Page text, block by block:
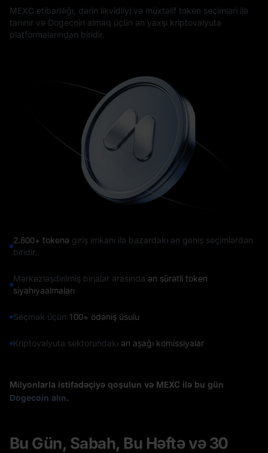
MEXC etibarlılığı, dərin likvidliyi və müxtəlif token seçimləri ilə
tanınır və Dogecoin almaq üçün ən yaxşı kriptovalyuta
platformalarından biridir.
2.800+ tokenə giriş imkanı ilə bazardakı ən geniş seçimlərdən
biridir.
Mərkəzləşdirilmiş birjalar arasında ən sürətli token
siyahıyaalmaları
Seçmək üçün 100+ ödəniş üsulu
Kriptovalyuta sektorundakı ən aşağı komissiyalar
Milyonlarla istifadəçiyə qoşulun və MEXC ilə bu gün
Dogecoin alın.
Bu Gün, Sabah, Bu Həftə və 30